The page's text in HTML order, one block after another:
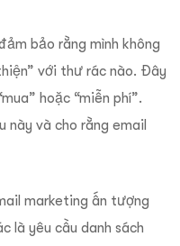
bảo rằng mình không
với thư rác nào. Đây
hoặc “miễn phí”.
này và cho rằng email
marketing ấn tượng
là yêu cầu danh sách